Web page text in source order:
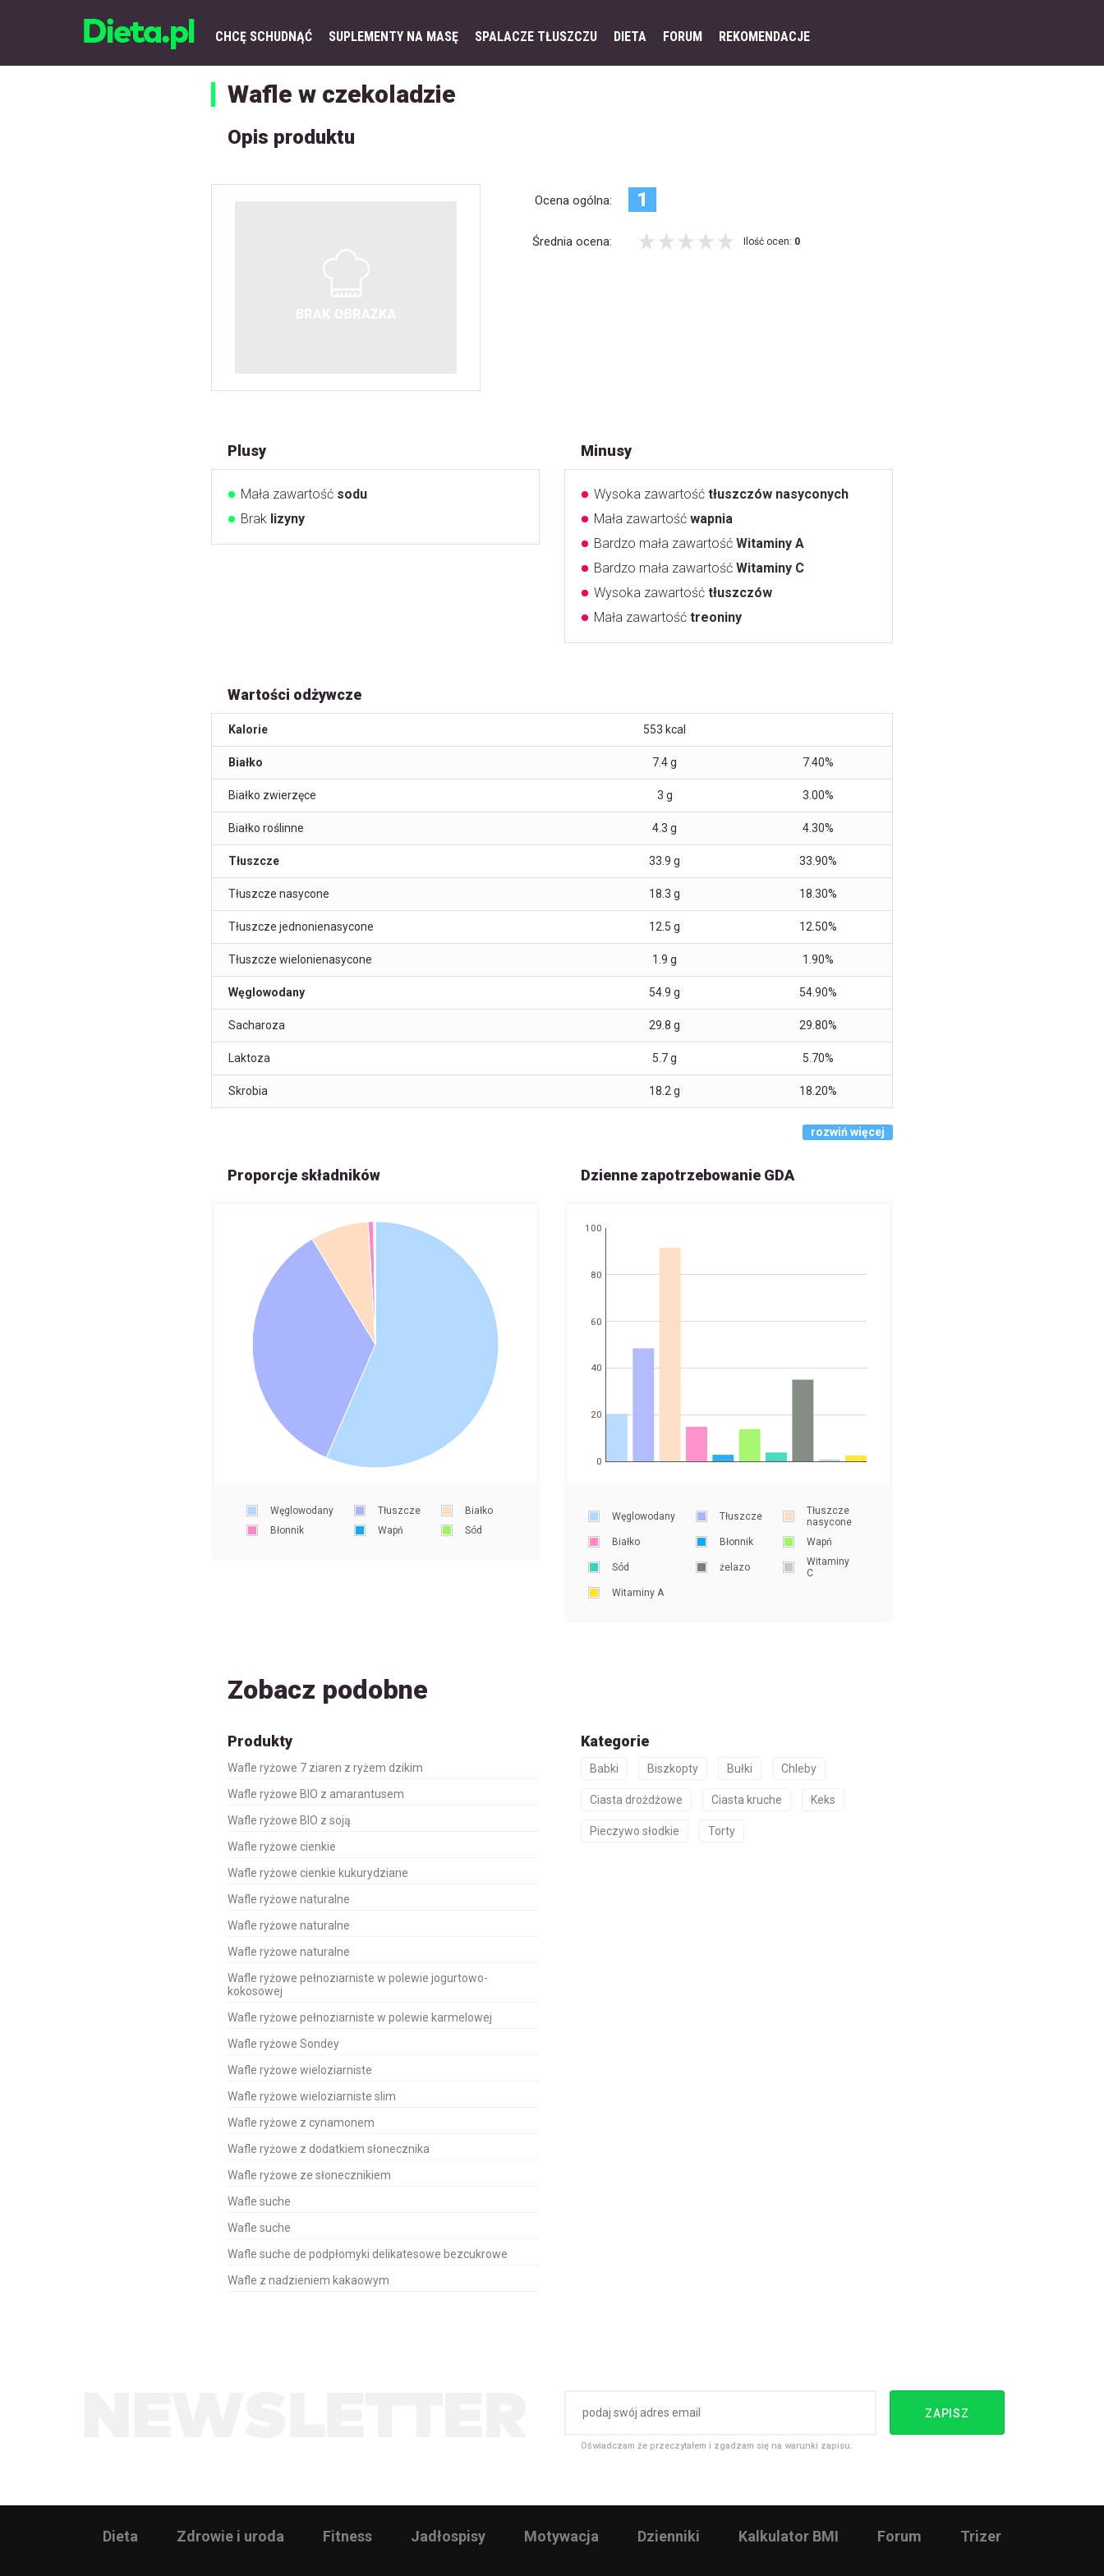
CHCĘ SCHUDNĄĆ SUPLEMENTY NA MASĘ SPALACZE TŁUSZCZU DIETA FORUM REKOMENDACJE
Wafle w czekoladzie
Opis produktu
Ocena ogólna: 1
Średnia ocena: Ilość ocen: 0
Plusy
Mała zawartość sodu
Brak lizyny
Minusy
Wysoka zawartość tłuszczów nasyconych
Mała zawartość wapnia
Bardzo mała zawartość Witaminy A
Bardzo mała zawartość Witaminy C
Wysoka zawartość tłuszczów
Mała zawartość treoniny
Wartości odżywcze
Kalorie 553 kcal
Białko 7.4g 7.40%
Białko zwierzęce 3 g 3.00%
Białko roślinne 4.3 g 4.30%
Tłuszcze 33.9 g 33.90%
Tłuszcze nasycone 18.3 g 18.30%
Tłuszcze jednonienasycone 12.5 g 12.50%
Tłuszcze wielonienasycone 1.9 g 1.90%
Węglowodany 54.9 g 54.90%
Sacharoza 29.8 g 29.80%
Laktoza 5.7g 5.70%
Skrobia 18.2 g 18.20%
rozwiń więcej
Proporcje składników
Węglowodany Tłuszcze
Białko
Błonnik
Wapń Sód
Dzienne zapotrzebowanie GDA
0
20
40
60
80
100
Węglowodany Tłuszcze
Tłuszcze
nasycone
Białko
Błonnik Wapń
Sód żelazo
Witaminy
C
Witaminy A
Zobacz podobne
Produkty
Wafle ryżowe 7 ziaren z ryżem dzikim
Wafle ryżowe BIO z amarantusem
Wafle ryżowe BIO z soją
Wafle ryżowe cienkie
Wafle ryżowe cienkie kukurydziane
Wafle ryżowe naturalne
Wafle ryżowe naturalne
Wafle ryżowe naturalne
Wafle ryżowe pełnoziarniste w polewie jogurtowo-
kokosowej
Wafle ryżowe pełnoziarniste w polewie karmelowej
Wafle ryżowe Sondey
Wafle ryżowe wieloziarniste
Wafle ryżowe wieloziarniste slim
Wafle ryżowe z cynamonem
Wafle ryżowe z dodatkiem słonecznika
Wafle ryżowe ze słonecznikiem
Wafle suche
Wafle suche
Wafle suche de podpłomyki delikatesowe bezcukrowe
Wafle z nadzieniem kakaowym
Kategorie
Babki Biszkopty Bułki Chleby
Ciasta drożdżowe Ciasta kruche Keks
Pieczywo słodkie Torty
ZAPISZ
Oświadczam że przeczytałem i zgadzam się na warunki zapisu.
Dieta Zdrowie i uroda Fitness Jadłospisy Motywacja Dzienniki Kalkulator BMI Forum Trizer